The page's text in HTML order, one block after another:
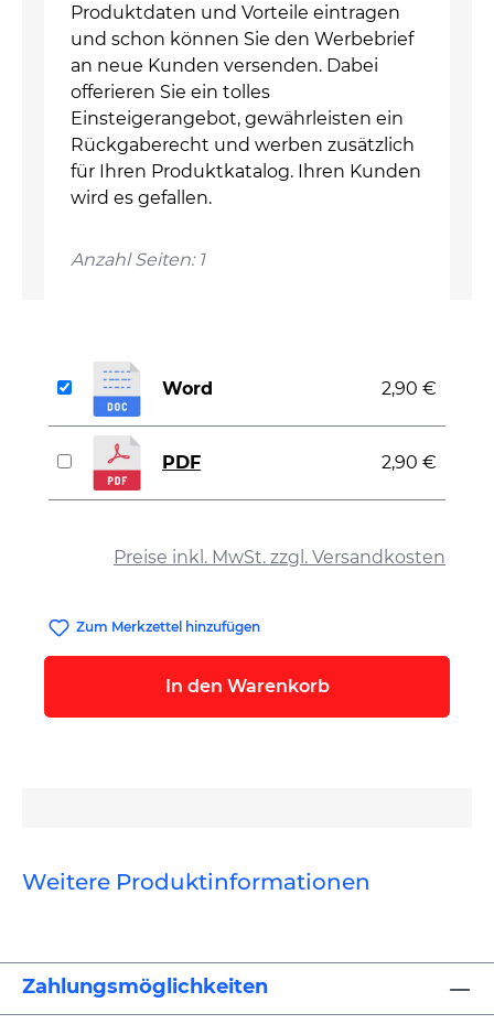
Produktdaten und Vorteile eintragen
und schon können Sie den Werbebrief
an neue Kunden versenden. Dabei
offerieren Sie ein tolles
Einsteigerangebot, gewährleisten ein
Rückgaberecht und werben zusätzlich
für Ihren Produktkatalog. Ihren Kunden
wird es gefallen.
Anzahl Seiten: 1
Preise inkl. MwSt. zzgl. Versandkosten
Word 2,90 €
PDF 2,90 €
Zum Merkzettel hinzufügen
In den Warenkorb
Weitere Produktinformationen
Zahlungsmöglichkeiten